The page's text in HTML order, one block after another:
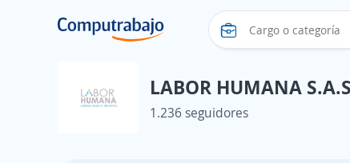
LABOR HUMANA S.A.S
1.236 seguidores